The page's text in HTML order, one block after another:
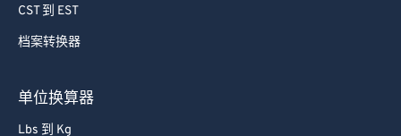
CST 到 EST
档案转换器
单位换算器
Lbs 到 Kg